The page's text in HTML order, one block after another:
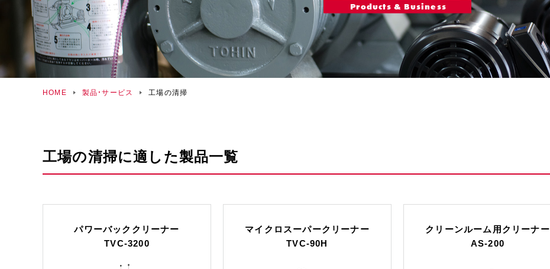
Products & Business
HOME 製品・サービス 工場の清掃
工場の清掃に適した製品一覧
パワーバッククリーナー
TVC-3200
マイクロスーパークリーナー
TVC-90H
クリーンルーム用クリーナー
AS-200